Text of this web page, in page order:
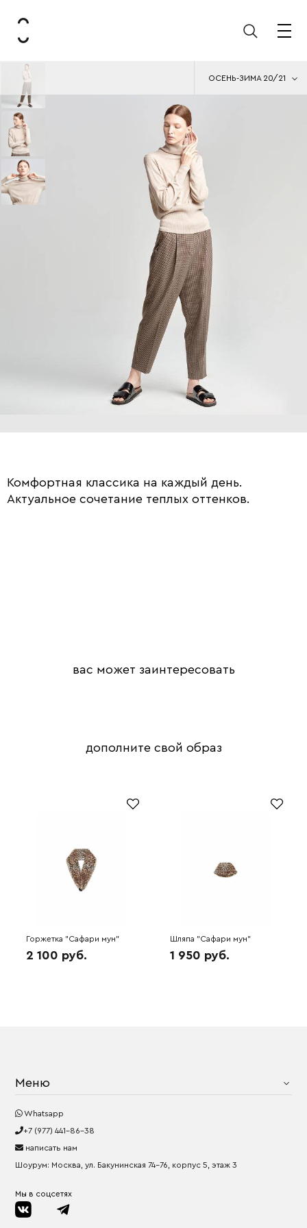
ОСЕНЬ-ЗИМА 20/21
Комфортная классика на каждый день.
Актуальное сочетание теплых оттенков.
вас может заинтересовать
дополните свой образ
Горжетка "Сафари мун"
(леопард) 6W9488
2 100 руб.
Шляпа "Сафари мун"
(леопард) 6W9498
1 950 руб.
Меню
Whatsapp
+7 (977) 441-86-38
написать нам
Шоурум: Москва, ул. Бакунинская 74-76, корпус 5, этаж 3
Мы в соцсетях